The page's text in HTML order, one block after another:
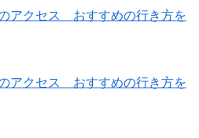
アクセス おすすめの行き方を
アクセス おすすめの行き方を